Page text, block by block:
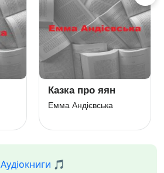
Казка про яян
Емма Андієвська
Аудіокниги 🎵